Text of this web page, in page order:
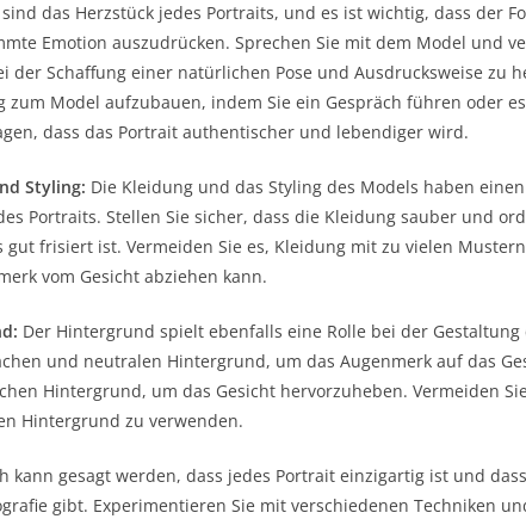
das Herzstück jedes Portraits, und es ist wichtig, dass der
Emotion auszudrücken. Sprechen Sie mit dem Model und
der Schaffung einer natürlichen Pose und Ausdrucksweise zu
zum Model aufzubauen, indem Sie ein Gespräch führen oder
dass das Portrait authentischer und lebendiger wird.
Styling: Die Kleidung und das Styling des Models haben
Portraits. Stellen Sie sicher, dass die Kleidung sauber und
gut frisiert ist. Vermeiden Sie es, Kleidung mit zu vielen
vom Gesicht abziehen kann.
Der Hintergrund spielt ebenfalls eine Rolle bei der Gestaltung
und neutralen Hintergrund, um das Augenmerk auf das
Hintergrund, um das Gesicht hervorzuheben. Vermeiden
Hintergrund zu verwenden.
kann gesagt werden, dass jedes Portrait einzigartig ist und
gibt. Experimentieren Sie mit verschiedenen Techniken